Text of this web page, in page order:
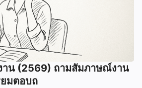
น (2569) ถามสัมภาษณ์งาน
มตอบถ